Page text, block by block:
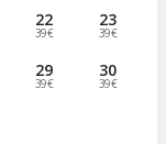
22
39€
23
39€
29
39€
30
39€